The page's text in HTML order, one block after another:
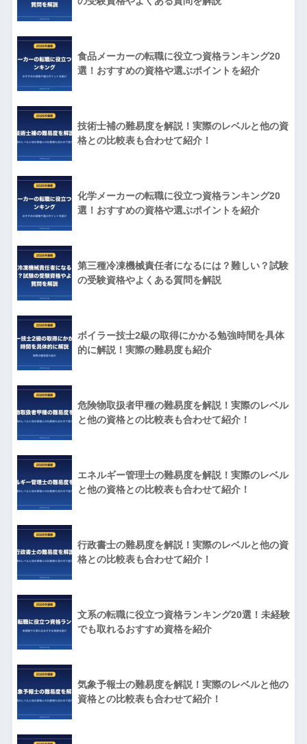
食品メーカーの転職に役立つ資格ランキング20
選！おすすめの資格や選ぶポイントを紹介
技術士補の難易度を解説！実際のレベルと他の資
格との比較表も合わせて紹介！
化学メーカーの転職に役立つ資格ランキング20
選！おすすめの資格や選ぶポイントを紹介
第三種冷凍機械責任者になるには？難しい？試験
の受験資格やよくある質問を解説
ボイラー技士2級の取得にかかる勉強時間を具体
的に解説！実際の難易度も紹介
危険物取扱者甲種の難易度を解説！実際のレベル
と他の資格との比較表も合わせて紹介！
エネルギー管理士の難易度を解説！実際のレベル
と他の資格との比較表も合わせて紹介！
行政書士の難易度を解説！実際のレベルと他の資
格との比較表も合わせて紹介！
文系の転職に役立つ資格ランキング20選！未経験
でも取れるおすすめ資格を紹介
気象予報士の難易度を解説！実際のレベルと他の
資格との比較表も合わせて紹介！